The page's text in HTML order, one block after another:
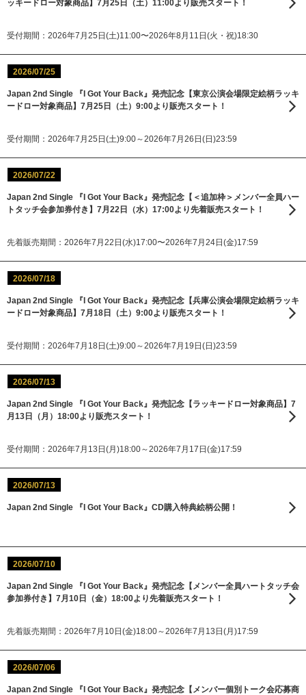
ッキードロー対象商品】7月25日（土）11:00より販売スタート！
受付期間：2026年7月25日(土)11:00〜2026年8月11日(火・祝)18:30
2026/07/25
Japan 2nd Single 『I Got Your Back』発売記念【東京公演会場限定絵柄ラッキ
ードロー対象商品】7月25日（土）9:00より販売スタート！
受付期間：2026年7月25日(土)9:00～2026年7月26日(日)23:59
2026/07/22
Japan 2nd Single 『I Got Your Back』発売記念【＜追加枠＞メンバー全員ハー
トタッチ会参加券付き】7月22日（水）17:00より先着販売スタート！
先着販売期間：2026年7月22日(水)17:00〜2026年7月24日(金)17:59
2026/07/18
Japan 2nd Single 『I Got Your Back』発売記念【兵庫公演会場限定絵柄ラッキ
ードロー対象商品】7月18日（土）9:00より販売スタート！
受付期間：2026年7月18日(土)9:00～2026年7月19日(日)23:59
2026/07/13
Japan 2nd Single 『I Got Your Back』発売記念【ラッキードロー対象商品】7
月13日（月）18:00より販売スタート！
受付期間：2026年7月13日(月)18:00～2026年7月17日(金)17:59
2026/07/13
Japan 2nd Single 『I Got Your Back』CD購入特典絵柄公開！
2026/07/10
Japan 2nd Single 『I Got Your Back』発売記念【メンバー全員ハートタッチ会
参加券付き】7月10日（金）18:00より先着販売スタート！
先着販売期間：2026年7月10日(金)18:00～2026年7月13日(月)17:59
2026/07/06
Japan 2nd Single 『I Got Your Back』発売記念【メンバー個別トーク会応募商